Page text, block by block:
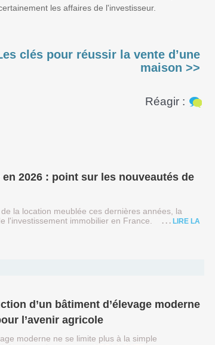
les affaires de l'investisseur.
clés pour réussir la vente d’une
maison >>
Réagir :
la location meublée ces dernières années, la
l'investissement immobilier en France.
LIRE LA
l’avenir agricole
moderne ne se limite plus à la simple